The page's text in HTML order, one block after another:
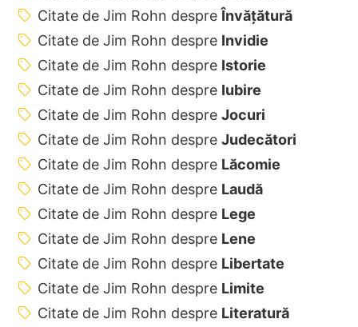
Citate de Jim Rohn despreÎnvățătură
Citate de Jim Rohn despre Invidie
Citate de Jim Rohn despre Istorie
Citate de Jim Rohn despre Iubire
Citate de Jim Rohn despre Jocuri
Citate de Jim Rohn despre Judecători
Citate de Jim Rohn despre Lăcomie
Citate de Jim Rohn despre Laudă
Citate de Jim Rohn despre Lege
Citate de Jim Rohn despre Lene
Citate de Jim Rohn despre Libertate
Citate de Jim Rohn despre Limite
Citate de Jim Rohn despre Literatură